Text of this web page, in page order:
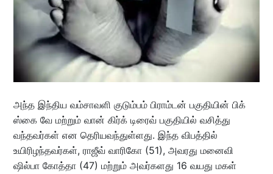
அந்த இந்திய வம்சாவளி குடும்பம் பிராம்டன் பகுதியின் பிக்
ஸ்கை வே மற்றும் வான் கிர்க் டிரைவ் பகுதியில் வசித்து
வந்தவர்கள் என தெரியவந்துள்ளது. இந்த விபத்தில்
உயிரிழந்தவர்கள், ராஜீவ் வாரிகோ (51), அவரது மனைவி
ஷில்பா கோத்தா (47) மற்றும் அவர்களது 16 வயது மகள்